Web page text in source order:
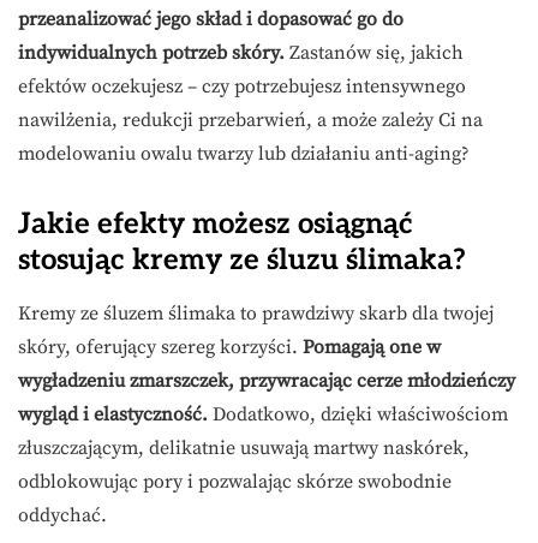
przeanalizować jego skład i dopasować go do
indywidualnych potrzeb skóry. Zastanów się, jakich
efektów oczekujesz – czy potrzebujesz intensywnego
nawilżenia, redukcji przebarwień, a może zależy Ci na
modelowaniu owalu twarzy lub działaniu anti-aging?
Jakie efekty możesz osiągnąć
stosując kremy ze śluzu ślimaka?
Kremy ze śluzem ślimaka to prawdziwy skarb dla twojej
skóry, oferujący szereg korzyści. Pomagają one w
wygładzeniu zmarszczek, przywracając cerze młodzieńczy
wygląd i elastyczność. Dodatkowo, dzięki właściwościom
złuszczającym, delikatnie usuwają martwy naskórek,
odblokowując pory i pozwalając skórze swobodnie
oddychać.